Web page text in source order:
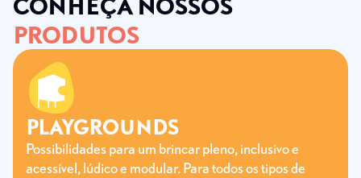
CONHEÇA NOSSOS
PRODUTOS
PLAYGROUNDS
Possibilidades para um brincar pleno, inclusivo e
acessível, lúdico e modular. Para todos os tipos de